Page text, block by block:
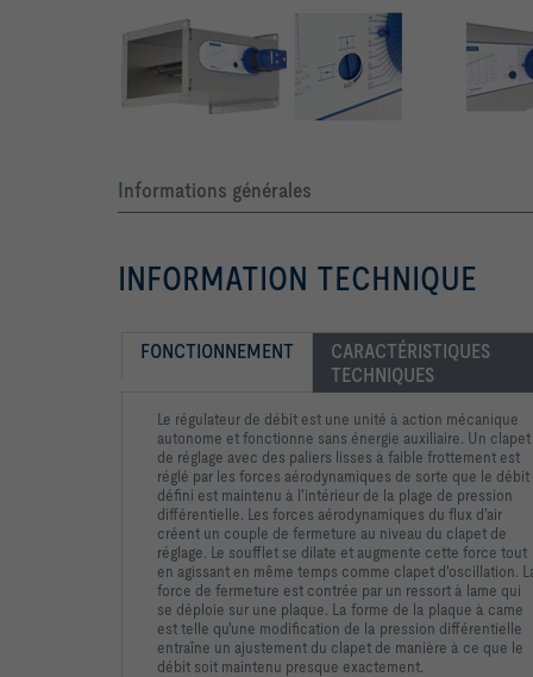
Informations générales
INFORMATION TECHNIQUE
FONCTIONNEMENT
CARACTÉRISTIQUES
TECHNIQUES
Le régulateur de débit est une unité à action mécanique
autonome et fonctionne sans énergie auxiliaire. Un clapet
de réglage avec des paliers lisses à faible frottement est
réglé par les forces aérodynamiques de sorte que le débit
défini est maintenu à l'intérieur de la plage de pression
différentielle. Les forces aérodynamiques du flux d'air
créent un couple de fermeture au niveau du clapet de
réglage. Le soufflet se dilate et augmente cette force tout
en agissant en même temps comme clapet d'oscillation.
force de fermeture est contrée par un ressort à lame qui
se déploie sur une plaque. La forme de la plaque à came
est telle qu'une modification de la pression différentielle
entraîne un ajustement du clapet de manière à ce que le
débit soit maintenu presque exactement.